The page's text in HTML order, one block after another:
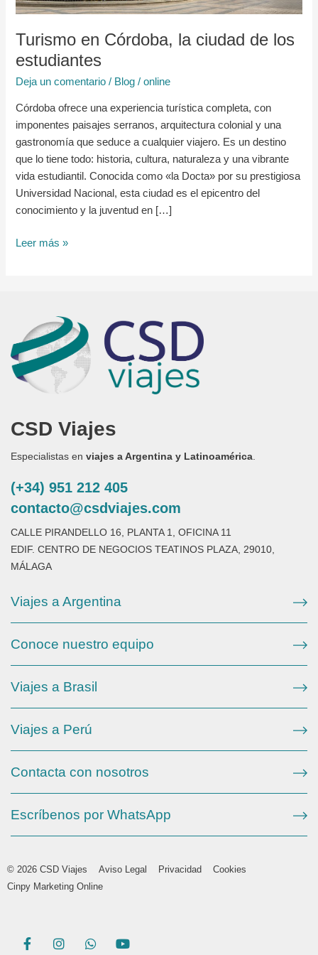
Turismo en Córdoba, la ciudad de los
estudiantes
Deja un comentario / Blog /online
Córdoba ofrece una experiencia turística completa, con
imponentes paisajes serranos, arquitectura colonial y una
gastronomía que seduce a cualquier viajero. Es un destino
que lo tiene todo: historia, cultura, naturaleza y una vibrante
vida estudiantil. Conocida como «la Docta» por su prestigiosa
Universidad Nacional, esta ciudad es el epicentro del
conocimiento y la juventud en […]
estudiantes
Leer más »
CSD Viajes
Especialistas en viajes a Argentina y Latinoamérica.
(+34) 951 212 405
contacto@csdviajes.com
CALLE PIRANDELLO 16, PLANTA 1, OFICINA 11
EDIF. CENTRO DE NEGOCIOS TEATINOS PLAZA, 29010,
MÁLAGA
Viajes a Argentina
Conoce nuestro equipo
Viajes a Brasil
Viajes a Perú
Contacta con nosotros
Escríbenos por WhatsApp
© 2026 CSD Viajes Aviso Legal Privacidad
Cookies
Cinpy Marketing Online
F
a
I
n
W
h
Y
o